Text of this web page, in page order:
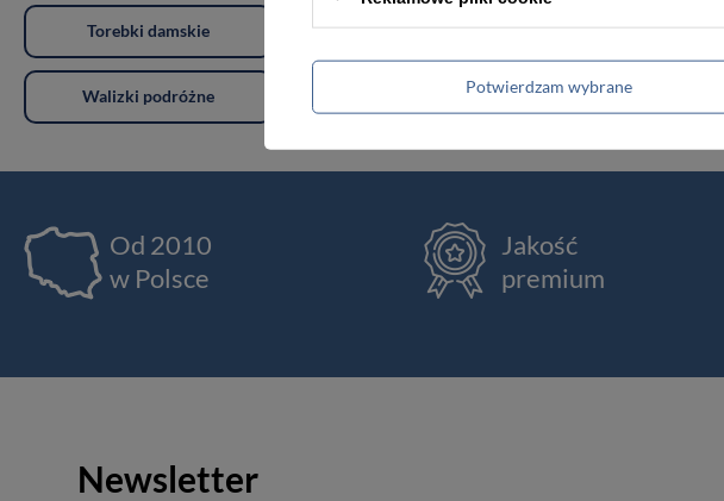
Torebki damskie
Walizki podróżne Akcesoria i dodatki odzieżowe Renowacja skóry
Od 2010
w Polsce
Jakość
premium
Newsletter
Potwierdzam wybrane